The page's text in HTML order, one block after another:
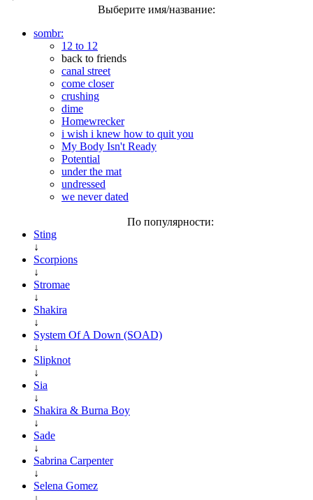
Выберите имя/название:
sombr:
12 to 12
back to friends
canal street
come closer
crushing
dime
Homewrecker
i wish i knew how to quit you
My Body Isn't Ready
Potential
under the mat
undressed
we never dated
По популярности:
Sting
↓
Scorpions
↓
Stromae
↓
Shakira
↓
System Of A Down (SOAD)
↓
Slipknot
↓
Sia
↓
Shakira & Burna Boy
↓
Sade
↓
Sabrina Carpenter
↓
Selena Gomez